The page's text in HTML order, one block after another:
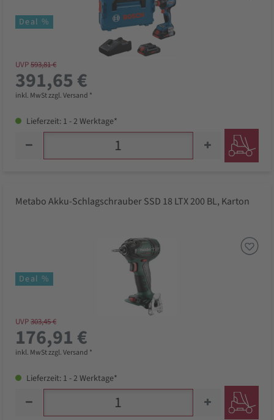
Deal %
UVP593,81 €
391,65 €
inkl. MwSt zzgl. Versand *
Lieferzeit: 1 - 2 Werktage*
Metabo Akku-Schlagschrauber SSD 18 LTX 200 BL, Karton
Deal %
UVP303,45 €
176,91 €
inkl. MwSt zzgl. Versand *
Lieferzeit: 1 - 2 Werktage*